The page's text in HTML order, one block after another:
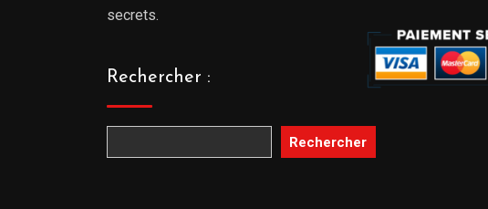
secrets.
Rechercher :
Rechercher